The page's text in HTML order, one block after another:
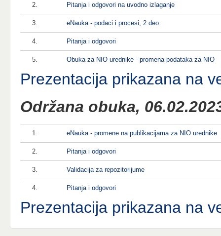
2. Pitanja i odgovori na uvodno izlaganje
3. eNauka - podaci i procesi, 2 deo
4. Pitanja i odgovori
5. Obuka za NIO urednike - promena podataka za NIO
Prezentacija prikazana na
Održana obuka,
1. eNauka - promene na publikacijama za NIO urednike
2. Pitanja i odgovori
3. Validacija za repozitorijume
4. Pitanja i odgovori
Prezentacija prikazana na